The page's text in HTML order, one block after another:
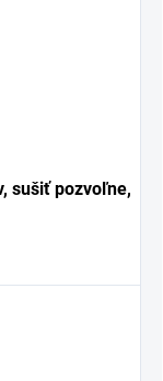
sušiť pozvoľne,